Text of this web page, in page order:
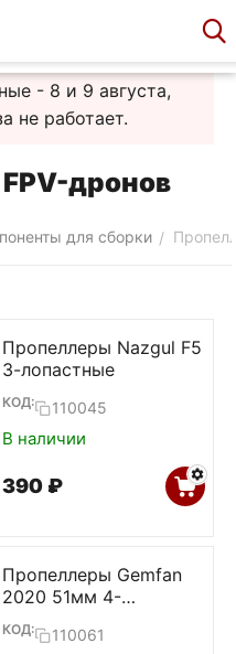
- 8 и 9 августа,
не работает.
дронов
для сборки /
Пропеллеры Nazgul F5
3-лопастные
КОД: 110045
В наличии
‍390‍ ₽
Пропеллеры Gemfan
2020 51мм 4-
лопастные 1.5мм
(4L+4R)
КОД: 110061